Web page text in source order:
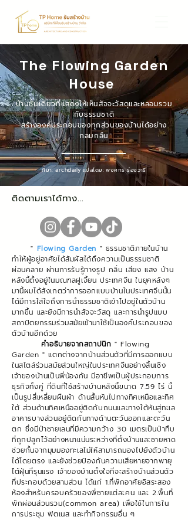
The Flowing Garden
House
บ้านชั้นเดียวที่แสดงให้เห็นสัจจะวัสดุและหลอมรวม
กับธรรมชาติ
สร้างองค์ประกอบของทุกส่วนของบ้านได้อย่าง
กลมกลืน
ที่มา: archdaily แปลโดย: พงศกร ร่องวารี
ติดตามเราได้ทาง...
" Flowing Garden " ธรรมชาติภายในบ้าน
ทำให้ผู้อยู่อาศัยได้สัมผัสได้ถึงความเป็นธรรมชาติ
ผ่อนคลาย ผ่านการรับรู้ทางรูป กลิ่น เสียง แสง บ้าน
หลังนี้ตั้งอยู่ในมณฑลฝูเจี้ยน ประเทศจีน ในยุคหลังๆ
มานี้ผมได้สังเกตว่าการออกแบบบ้านในประเทศจีนนั้น
ได้มีการใส่ใจถึงการนำธรรมชาติเข้าไปอยู่ในตัวบ้าน
มากขึ้น และยังมีการนำสัจจะวัสดุ และการนำรูปแบบ
สถาปัตยกรรมร่วมสมัยเข้ามาใช้เป็นองค์ประกอบของ
ตัวบ้านอีกด้วย
คำอธิบายจากสถาปนิก " Flowing
Garden " แตกต่างจากบ้านส่วนตัวที่มีการออกแบบ
ในสไตล์ร่วมสมัยส่วนใหญ่ในประเทศจีนอย่างสิ้นเชิง
เจ้าของบ้านเป็นพี่น้องกัน มีอาชีพเป็นผู้ประกอบการ
ธุรกิจทั้งคู่ ที่ดินที่ใช้สร้างบ้านหลังนี้ขนาด 7.59 ไร่ นี้
เป็นรูปสี่เหลี่ยมผืนผ้า ด้านสั้นหันไปทางทิศเหนือและทิศ
ใต้ ส่วนด้านทิศเหนืออยู่ติดกับถนนและทางใต้หันสู่ทะเล
อาคารบางส่วนอยู่ติดกันทางด้านตะวันออกและตะวัน
ตก ซึ่งมีป่าชายเลนที่มีความกว้าง 30 เมตรเป็นป่าทึบ
ที่ถูกปลูกไว้อย่างหนาแน่นระหว่างที่ตั้งบ้านและชายหาด
ช่วยกั้นจากมุมมองทะเลไม่ให้สามารถมองไปยังตัวบ้าน
ได้โดยตรง และยังช่วยป้องกันความเสียหายจากพายุ
ไต้ฝุ่นที่รุนแรง เจ้าของบ้านตั้งใจที่จะสร้างบ้านส่วนตัว
ที่ประกอบด้วยสามส่วน ได้แก่ 1.ที่พักอาศัยอิสระสอง
ห้องสำหรับครอบครัวของพี่ชายแต่ละคน และ 2.พื้นที่
พักผ่อนส่วนรวม(common area) เพื่อใช้ในการใน
การประชุม ฟิตเนส และทำกิจกรรมอื่น ๆ